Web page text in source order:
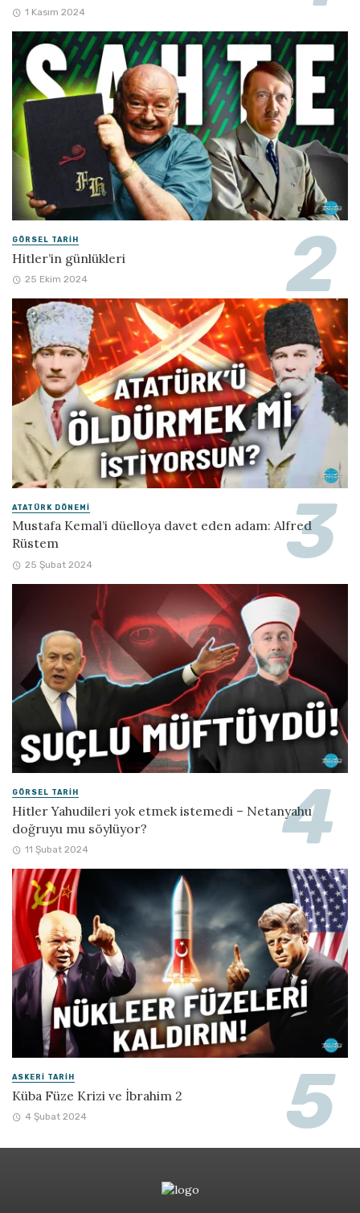
1 Kasım 2024
GÖRSEL TARIH
Hitler’in günlükleri
25 Ekim 2024
ATATÜRK DÖNEMI
Mustafa Kemal’i düelloya davet eden adam: Alfred
Rüstem
25 Şubat 2024
GÖRSEL TARIH
Hitler Yahudileri yok etmek istemedi – Netanyahu
doğruyu mu söylüyor?
11 Şubat 2024
ASKERI TARIH
Küba Füze Krizi ve İbrahim 2
4 Şubat 2024